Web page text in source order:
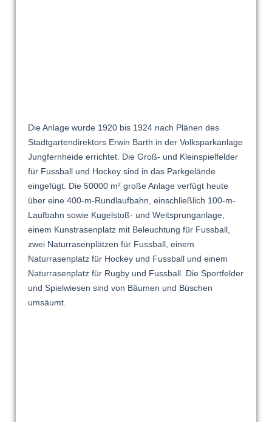
Die Anlage wurde 1920 bis 1924 nach Plänen des
Stadtgartendirektors Erwin Barth in der Volksparkanlage
Jungfernheide errichtet. Die Groß- und Kleinspielfelder
für Fussball und Hockey sind in das Parkgelände
eingefügt. Die 50000 m² große Anlage verfügt heute
über eine 400-m-Rundlaufbahn, einschließlich 100-m-
Laufbahn sowie Kugelstoß- und Weitsprunganlage,
einem Kunstrasenplatz mit Beleuchtung für Fussball,
zwei Naturrasenplätzen für Fussball, einem
Naturrasenplatz für Hockey und Fussball und einem
Naturrasenplatz für Rugby und Fussball. Die Sportfelder
und Spielwiesen sind von Bäumen und Büschen
umsäumt.